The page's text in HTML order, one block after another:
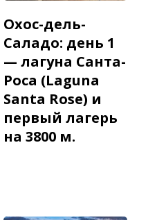
Охос-дель-
Саладо: день 1
— лагуна Санта-
Роса (Laguna
Santa Rose) и
первый лагерь
на 3800 м.